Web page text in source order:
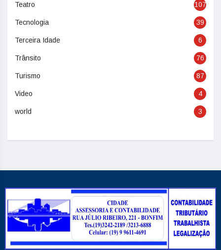
Teatro 107
Tecnologia 39
Terceira Idade 6
Trânsito 76
Turismo 87
Video 4
world 3